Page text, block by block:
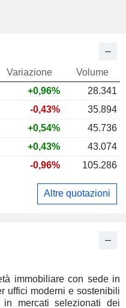
immobiliare con sede in
uffici moderni e sostenibili
mercati selezionati dei
Variazione
Volume
+0,96%
28.341
-0,43%
35.894
+0,54%
45.736
+0,43%
43.074
-0,96% 105.286
Altre quotazioni